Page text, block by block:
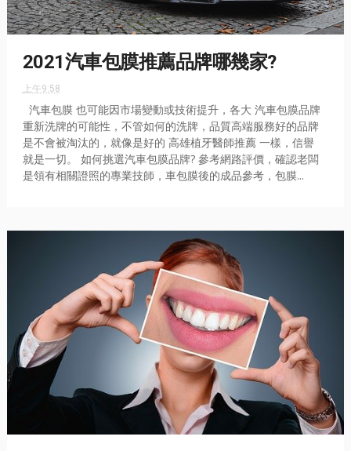
2021汽車包膜推薦品牌哪幾家?
上午9:58
汽車包膜 也可能因市場變動或技術提升，各大 汽車包膜品牌
重新洗牌的可能性，不管如何的洗牌，品質高端服務好的品牌
是不會被淘汰的，就像是好的 高雄植牙醫師推薦 一樣，信譽
就是一切。 如何挑選汽車包膜品牌? 參考網路評價，確認老闆
是領有相關證照的專業技師，車包膜後的成品參考，包膜...